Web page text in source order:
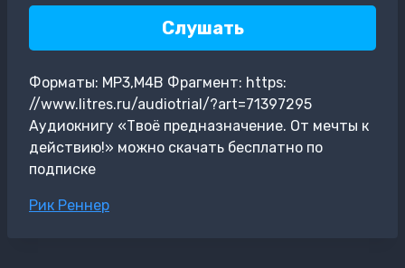
Слушать
Форматы: MP3,M4B Фрагмент: https:
//www.litres.ru/audiotrial/?art=71397295
Аудиокнигу «Твоё предназначение. От мечты к
действию!» можно скачать бесплатно по
подписке
Метки
Рик Реннер